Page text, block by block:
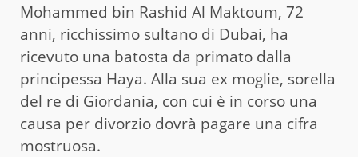
Mohammed bin Rashid Al Maktoum, 72
anni, ricchissimo sultano di Dubai, ha
ricevuto una batosta da primato dalla
principessa Haya. Alla sua ex moglie, sorella
del re di Giordania, con cui è in corso una
causa per divorzio dovrà pagare una cifra
mostruosa.